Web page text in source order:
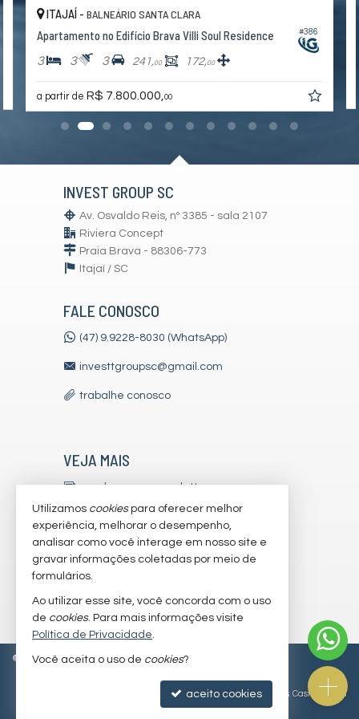
#386
ITAJAÍ -BALNEÁRIO SANTA CLARA
Apartamento no Edifício Brava Villi Soul Residence
3 3 3 241,00 172,00
a partir de R$ 7.800.000,00
INVEST GROUP SC
Av. Osvaldo Reis, nº 3385 - sala 2107
Riviera Concept
Praia Brava - 88306-773
Itajaí / SC
FALE CONOSCO
(47) 9.9228-8030 (WhatsApp)
investtgroupsc@gmail.com
trabalhe conosco
VEJA MAIS
receba nosso newsletter
indicadores financeiros
cadastre seu imóvel
imóveis favoritos
mapa de imóveis
© 2026 CRECI/SC 7179-J Política de Privacidade
Site para imobiliárias: Castel Digital
Utilizamos cookiespara oferecer melhor
experiência, melhorar o desempenho,
analisar como você interage em nosso site e
gravar informações coletadas por meio de
formulários.
Ao utilizar esse site, você concorda com o uso
de cookies. Para mais informações visite
Política de Privacidade.
Você aceita o uso de cookies?
aceito cookies